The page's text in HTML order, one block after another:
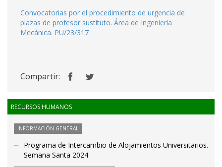
Convocatorias por el procedimiento de urgencia de
plazas de profesor sustituto. Área de Ingeniería
Mecánica. PU/23/317
Compartir:
RECURSOS HUMANOS
INFORMACIÓN GENERAL
Programa de Intercambio de Alojamientos Universitarios.
Semana Santa 2024